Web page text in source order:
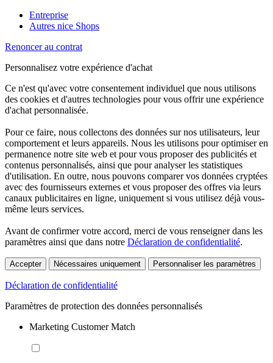
Entreprise
Autres nice Shops
Renoncer au contrat
Personnalisez votre expérience d'achat
Ce n'est qu'avec votre consentement individuel que nous utilisons
des cookies et d'autres technologies pour vous offrir une expérience
d'achat personnalisée.
Pour ce faire, nous collectons des données sur nos utilisateurs, leur
comportement et leurs appareils. Nous les utilisons pour optimiser en
permanence notre site web et pour vous proposer des publicités et
contenus personnalisés, ainsi que pour analyser les statistiques
d'utilisation. En outre, nous pouvons comparer vos données cryptées
avec des fournisseurs externes et vous proposer des offres via leurs
canaux publicitaires en ligne, uniquement si vous utilisez déjà vous-
même leurs services.
Avant de confirmer votre accord, merci de vous renseigner dans les
paramètres ainsi que dans notre Déclaration de confidentialité.
Accepter Nécessaires uniquement Personnaliser les paramètres
Déclaration de confidentialité
Paramètres de protection des données personnalisés
Marketing Customer Match